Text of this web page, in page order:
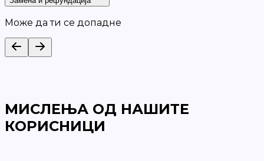
Може да ти се допадне
МИСЛЕЊА ОД НАШИТЕ
КОРИСНИЦИ